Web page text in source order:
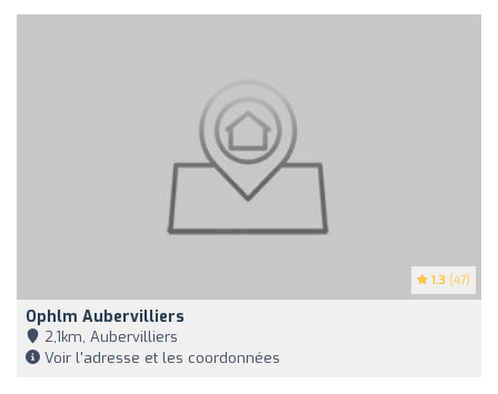
1.3 (47)
Ophlm Aubervilliers
2,1km, Aubervilliers
Voir l'adresse et les coordonnées